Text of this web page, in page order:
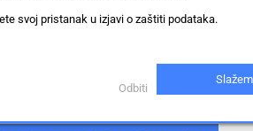
senzora/aktuatora, sastavljen
svoj pristanak u izjavi o zaštiti podataka.
Odbiti